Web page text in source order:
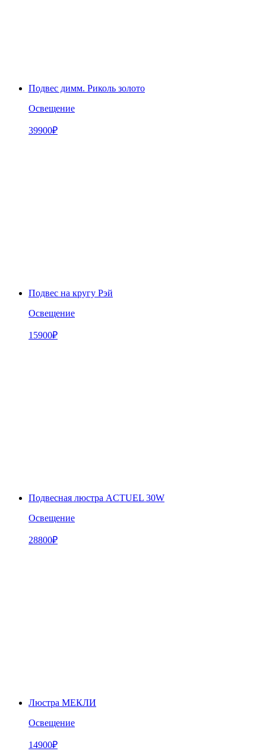
Подвес димм. Риколь золото
Освещение
39900₽
Подвес на кругу Рэй
Освещение
15900₽
Подвесная люстра ACTUEL 30W
Освещение
28800₽
Люстра МЕКЛИ
Освещение
14900₽